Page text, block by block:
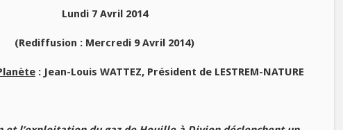
Lundi 7 Avril 2014
(Rediffusion : Mercredi 9 Avril 2014)
: Jean-Louis WATTEZ, Président de LESTREM-NATURE